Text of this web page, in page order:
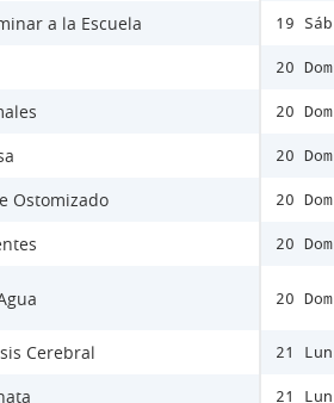
a la Escuela
Ostomizado
Cerebral
19 Sáb
20 Dom
20 Dom
20 Dom
20 Dom
20 Dom
20 Dom
21 Lun
21 Lun